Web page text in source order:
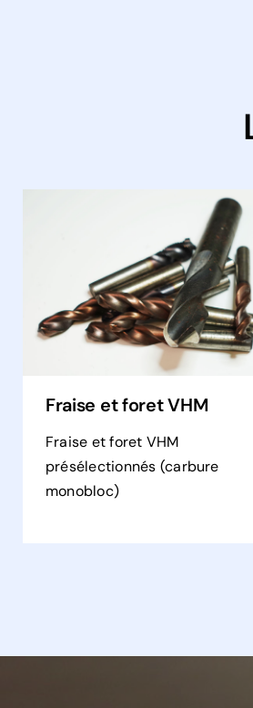
Fraise et foret VHM
Fraise et foret VHM
présélectionnés (carbure
monobloc)